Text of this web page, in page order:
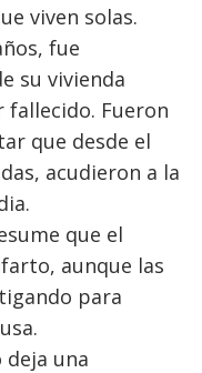
viven solas.
fue
su vivienda
fallecido. Fueron
que desde el
acudieron a la
que el
aunque las
para
deja una